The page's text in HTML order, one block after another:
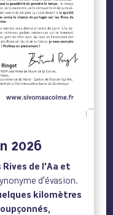
2026
Rives de l'Aa et
d'évasion.
kilomètres